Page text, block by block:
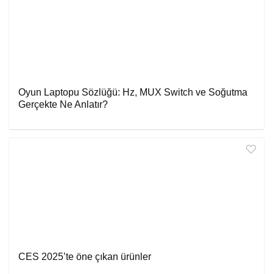
Oyun Laptopu Sözlüğü: Hz, MUX Switch ve Soğutma
Gerçekte Ne Anlatır?
CES 2025’te öne çıkan ürünler